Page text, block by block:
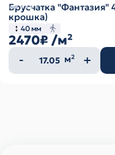
Брусчатка
крошка)
40 мм
2470₽ /м²
Количество
товара
м²